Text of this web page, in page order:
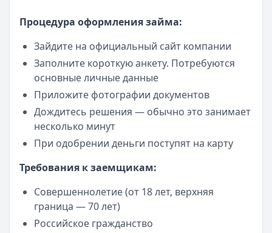
Процедура оформления займа:
Зайдите на официальный сайт компании
Заполните короткую анкету. Потребуются
основные личные данные
Приложите фотографии документов
Дождитесь решения — обычно это занимает
несколько минут
При одобрении деньги поступят на карту
Требования к заемщикам:
Совершеннолетие (от 18 лет, верхняя
граница — 70 лет)
Российское гражданство